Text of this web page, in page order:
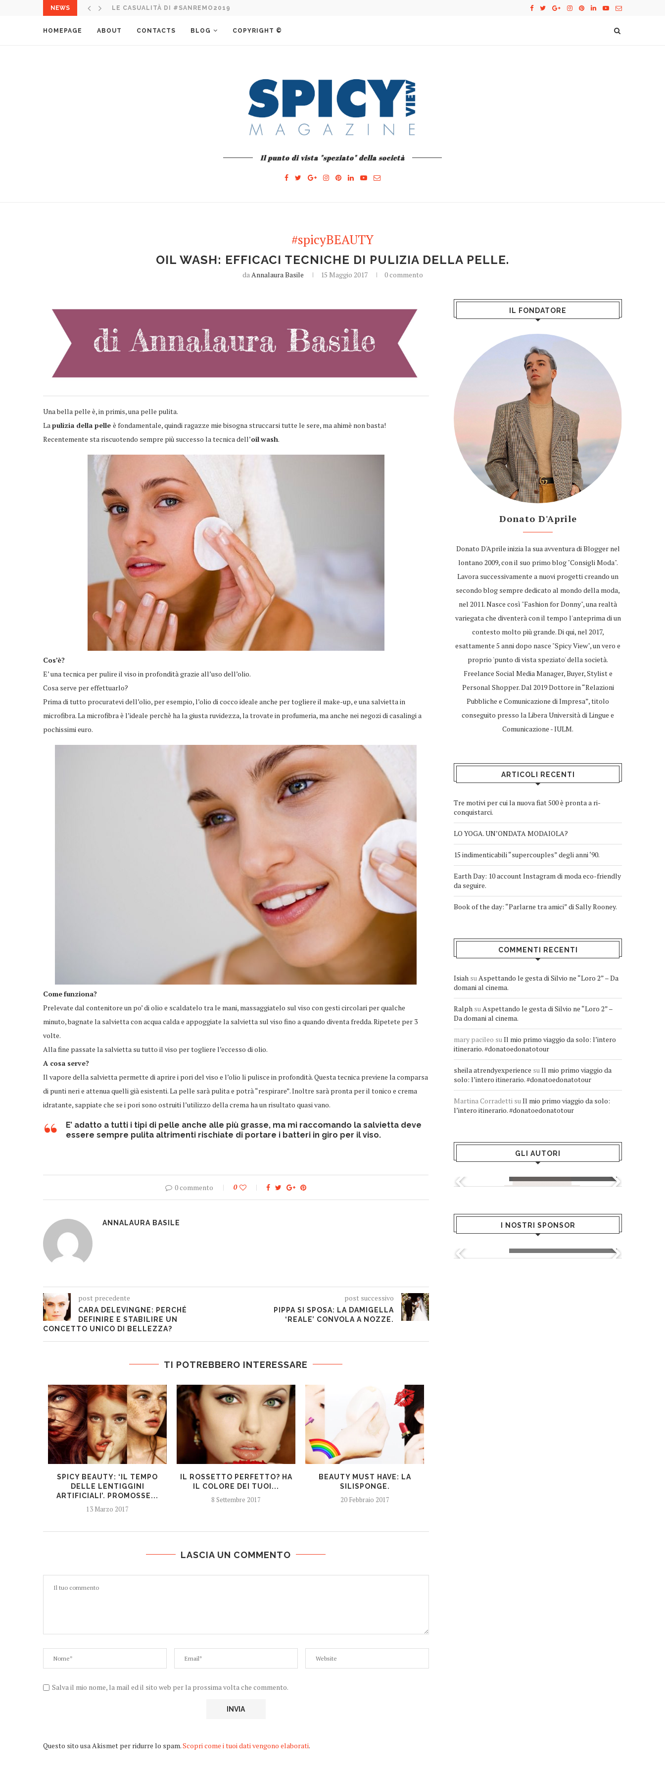
NEWS LE CASUALITÀ DI #SANREMO2019
HOMEPAGE
ABOUT CONTACTS BLOG COPYRIGHT ©
Il punto di vista "speziato" della società
#spicyBEAUTY
OIL WASH: EFFICACI TECNICHE DI PULIZIA DELLA PELLE.
daAnnalaura Basile 15 Maggio 2017 0 commento
Una bella pelle è, in primis, una pelle pulita.
La pulizia della pelle è fondamentale, quindi ragazze mie bisogna struccarsi tutte le sere, ma ahimè non basta!
Recentemente sta riscuotendo sempre più successo la tecnica dell’oilwash.
Cos’è?
E’ una tecnica per pulire il viso in profondità grazie all’uso dell’olio.
Cosa serve per effettuarlo?
Prima di tutto procuratevi dell’olio, per esempio, l’olio di cocco ideale anche per togliere il make-up, e una salvietta in
microfibra. La microfibra è l’ideale perchè ha la giusta ruvidezza, la trovate in profumeria, ma anche nei negozi di casalingi a
pochissimi euro.
Comefunziona?
Prelevate dal contenitore un po’ di olio e scaldatelo tra le mani, massaggiatelo sul viso con gesti circolari per qualche
minuto, bagnate la salvietta con acqua calda e appoggiate la salvietta sul viso fino a quando diventa fredda. Ripetete per 3
volte.
Alla fine passate la salvietta su tutto il viso per togliere l’eccesso di olio.
A cosa serve?
Il vapore della salvietta permette di aprire i pori del viso e l’olio li pulisce in profondità. Questa tecnica previene la comparsa
di punti neri e attenua quelli già esistenti. La pelle sarà pulita e potrà “respirare”. Inoltre sarà pronta per il tonico e crema
idratante, sappiate che se i pori sono ostruiti l’utilizzo della crema ha un risultato quasi vano.
E’ adatto a tutti i tipi di pelle anche alle più grasse, ma mi raccomando la salvietta deve
essere sempre pulita altrimenti rischiate di portare i batteri in giro per il viso.
0 commento 0
ANNALAURA BASILE
post precedente
CARA DELEVINGNE: PERCHÉ
DEFINIRE E STABILIRE UN
CONCETTO UNICO DI BELLEZZA?
post successivo
PIPPA SI SPOSA: LA DAMIGELLA
‘REALE’ CONVOLA A NOZZE.
TI POTREBBERO INTERESSARE
SPICY BEAUTY: ‘IL TEMPO
DELLE LENTIGGINI
ARTIFICIALI’. PROMOSSE...
13 Marzo 2017
IL ROSSETTO PERFETTO? HA
IL COLORE DEI TUOI...
8 Settembre 2017
BEAUTY MUST HAVE: LA
SILISPONGE.
20 Febbraio 2017
LASCIA UN COMMENTO
Salva il mio nome, la mail ed il sito web per la prossima volta che commento.
Questo sito usa Akismet per ridurre lo spam.Scopri come i tuoi dati vengono elaborati.
IL FONDATORE
Donato D'Aprile
Donato D'Aprile inizia la sua avventura di Blogger nel
lontano 2009, con il suo primo blog "Consigli Moda".
Lavora successivamente a nuovi progetti creando un
secondo blog sempre dedicato al mondo della moda,
nel 2011. Nasce così "Fashion for Donny", una realtà
variegata che diventerà con il tempo l'anteprima di un
contesto molto più grande. Di qui, nel 2017,
esattamente 5 anni dopo nasce "Spicy View", un vero e
proprio 'punto di vista speziato' della società.
Freelance Social Media Manager, Buyer, Stylist e
Personal Shopper. Dal 2019 Dottore in “Relazioni
Pubbliche e Comunicazione di Impresa”, titolo
conseguito presso la Libera Università di Lingue e
Comunicazione - IULM.
ARTICOLI RECENTI
Tre motivi per cui la nuova fiat 500 è pronta a ri-
conquistarci.
LO YOGA. UN’ONDATA MODAIOLA?
15 indimenticabili “supercouples” degli anni ‘90.
Earth Day: 10 account Instagram di moda eco-friendly
da seguire.
Book of the day: “Parlarne tra amici” di Sally Rooney.
COMMENTI RECENTI
Isiah suAspettando le gesta di Silvio ne “Loro 2” – Da
domani al cinema.
Ralph suAspettando le gesta di Silvio ne “Loro 2” –
Da domani al cinema.
mary pacileo suIl mio primo viaggio da solo: l’intero
itinerario. #donatoedonatotour
sheila atrendyexperience suIl mio primo viaggio da
solo: l’intero itinerario. #donatoedonatotour
Martina Corradetti suIl mio primo viaggio da solo:
l’intero itinerario. #donatoedonatotour
GLI AUTORI
I NOSTRI SPONSOR